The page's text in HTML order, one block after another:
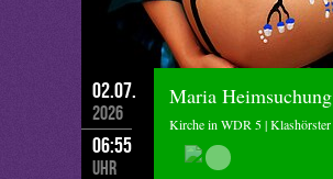
02.07.
2026
06:55
Uhr
Maria Heimsuchung
Kirche in WDR 5 | Klashörster